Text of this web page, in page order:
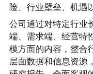
险、行业壁垒、机遇
公司通过对特定行业
端、需求端、经营特
模方面的内容，整合
层面数据和信息资源